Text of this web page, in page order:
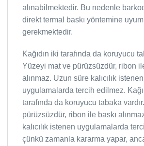
alınabilmektedir. Bu nedenle barkod
direkt termal baskı yöntemine
gerekmektedir.
Kağıdın iki tarafında da koruyucu
Yüzeyi mat ve pürüzsüzdür, ribon
alınmaz. Uzun süre kalıcılık istenen
uygulamalarda tercih edilmez.
tarafında da koruyucu tabaka
pürüzsüzdür, ribon ile baskı
kalıcılık istenen uygulamalarda
çünkü zamanla kararma yapar,